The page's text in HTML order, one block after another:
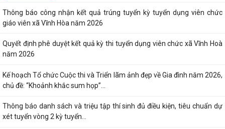
Thông báo công nhận kết quả trúng tuyển kỳ tuyển dụng viên chức
giáo viên xã Vĩnh Hòa năm 2026
Quyết định phê duyệt kết quả kỳ thi tuyển dụng viên chức xã Vĩnh Hoà
năm 2026
Kế hoạch Tổ chức Cuộc thi và Triển lãm ảnh đẹp về Gia đình năm 2026,
chủ đề: “Khoảnh khắc sum họp”...
Thông báo danh sách và triệu tập thí sinh đủ điều kiện, tiêu chuẩn dự
xét tuyển vòng 2 kỳ tuyển...